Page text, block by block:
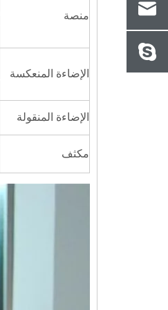
منصة
الإضاءة المنعكسة
الإضاءة المنقولة
مكثف